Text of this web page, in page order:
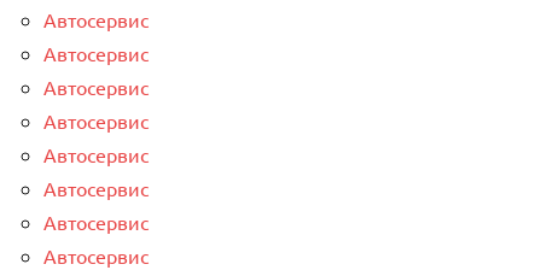
Автосервис
Автосервис
Автосервис
Автосервис
Автосервис
Автосервис
Автосервис
Автосервис